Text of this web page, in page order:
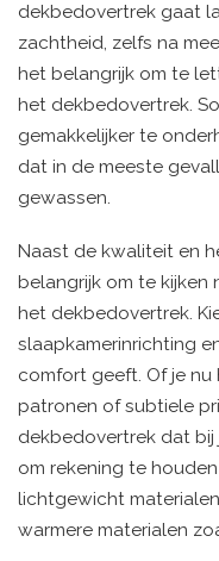
dekbedovertrek gaat
zachtheid, zelfs na
het belangrijk om te
het dekbedovertrek.
gemakkelijker te
dat in de meeste
gewassen.
Naast de kwaliteit en
belangrijk om te kijken
het dekbedovertrek.
slaapkamerinrichting
comfort geeft. Of je
patronen of subtiele
dekbedovertrek dat
om rekening te
lichtgewicht
warmere materialen